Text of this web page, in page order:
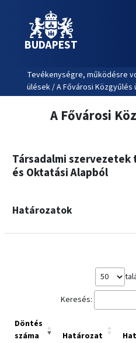
BUDAPEST
Tevékenységre, működésre
ülések / A Fővárosi Közgyűlés
A Fővárosi
Társadalmi szervezetek
és Oktatási Alapból
Határozatok
Keresés:
Döntés
száma
Határozat